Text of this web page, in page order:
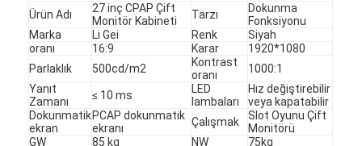
Ürün Adı
27 inç CPAP Çift
Monitör Kabineti
Tarzı
Dokunma
Fonksiyonu
Marka
Li Gei Renk
Siyah
oranı
16:9 Karar
1920*1080
Parlaklık
500cd/m2
Kontrast
oranı
1000:1
Yanıt
Zamanı
≤ 10 ms
LED
lambaları
Hız değiştirebilir
veya kapatabilir
Dokunmatik
ekran
PCAP dokunmatik
ekranı
Çalışmak
Slot Oyunu Çift
Monitörü
GW
85 kg NW
75kg